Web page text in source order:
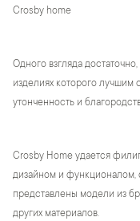
Crosby home
Одного взгляда
изделиях которого
утонченность и
Crosby Home удается
дизайном и функционалом,
представлены модели из
других материалов.